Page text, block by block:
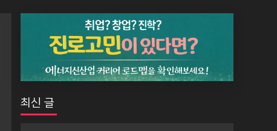
최신 글